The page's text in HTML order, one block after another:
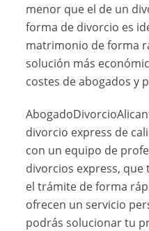
menor que el de un
forma de divorcio es
matrimonio de forma
solución más
costes de abogados y
divorcio express de
con un equipo de
divorcios express, que
el trámite de forma
ofrecen un servicio
podrás solucionar tu